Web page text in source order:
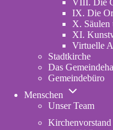
VIII. Die
IX. Die
X. Säulen
XI.
Virtuelle
Stadtkirche
Das
Gemeindebüro
Menschen
Menschen
Unser Team